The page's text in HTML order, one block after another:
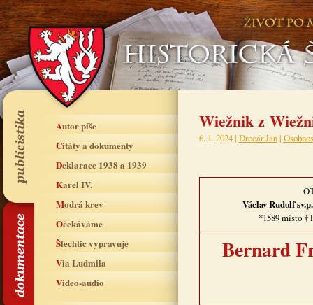
Autor píše
Citáty a dokumenty
Deklarace 1938 a 1939
Karel IV.
Modrá krev
Očekáváme
Šlechtic vypravuje
Via Ludmila
Video-audio
Wiežnik z
6. 1. 2024 | Drocár Jan|
Václav Rudolf
*1589 místo †
Bernard